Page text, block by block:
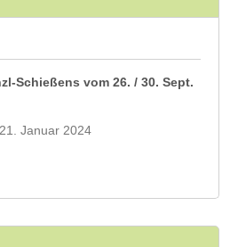
Schießens vom 26. / 30. Sept.
Januar 2024